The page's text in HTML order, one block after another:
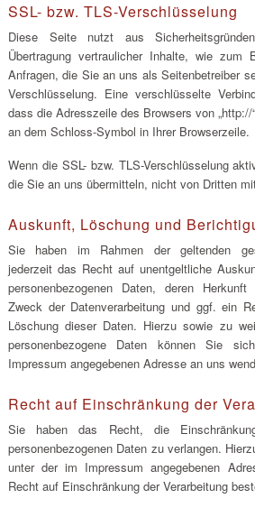
SSL- bzw. TLS-Verschlüsselung
Diese Seite nutzt aus
Übertragung vertraulicher Inhalte, wie zum
Anfragen, die Sie an uns als Seitenbetreiber
Verschlüsselung. Eine verschlüsselte
dass die Adresszeile des Browsers von „http://
an dem Schloss-Symbol in Ihrer Browserzeile.
Wenn die SSL- bzw. TLS-Verschlüsselung
die Sie an uns übermitteln, nicht von Dritten
Auskunft, Löschung und
Sie haben im Rahmen der geltenden
jederzeit das Recht auf unentgeltliche
personenbezogenen Daten, deren
Zweck der Datenverarbeitung und ggf. ein
Löschung dieser Daten. Hierzu sowie zu
personenbezogene Daten können Sie
Impressum angegebenen Adresse an uns
Recht auf Einschränkung der
Sie haben das Recht, die
personenbezogenen Daten zu verlangen.
unter der im Impressum angegebenen
Recht auf Einschränkung der Verarbeitung